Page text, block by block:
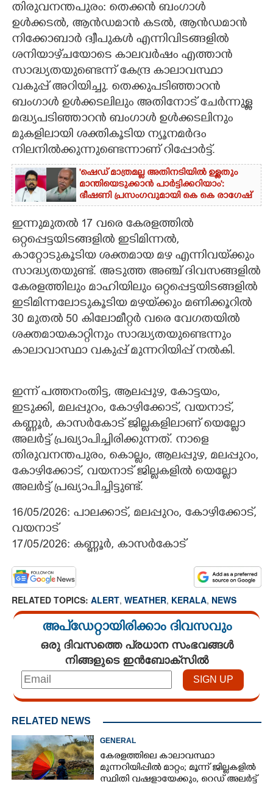
LITERATURE
ZOOM
CONTACT US
തിരുവനന്തപുരം: തെക്കൻ ബംഗാൾ
ഉൾക്കടൽ, ആൻഡമാൻ കടൽ, ആൻഡമാൻ
നിക്കോബാർ ദ്വീപുകൾ എന്നിവിടങ്ങളിൽ
ശനിയാഴ്‌ചയോടെ കാലവർഷം എത്താൻ
സാദ്ധ്യതയുണ്ടെന്ന് കേന്ദ്ര കാലാവസ്ഥാ
വകുപ്പ് അറിയിച്ചു. തെക്കുപടിഞ്ഞാറൻ
ബംഗാൾ ഉൾക്കടലിലും അതിനോട് ചേർന്നുള്ള
മദ്ധ്യപടിഞ്ഞാറൻ ബംഗാൾ ഉൾക്കടലിനും
മുകളിലായി ശക്തികൂടിയ ന്യൂനമർദം
നിലനിൽക്കുന്നുണ്ടെന്നാണ് റിപ്പോർട്ട്.
'ഷെഡ് മാത്രമല്ല അതിനടിയിൽ ഉള്ളതും
മാന്തിയെടുക്കാൻ പാർട്ടിക്കറിയാം':
ഭീഷണി പ്രസംഗവുമായി കെ കെ രാഗേഷ്
ഇന്നുമുതൽ 17 വരെ കേരളത്തിൽ
ഒറ്റപ്പെട്ടയിടങ്ങളിൽ ഇടിമിന്നൽ,
കാറ്റോടുകൂടിയ ശക്തമായ മഴ എന്നിവയ്‌ക്കും
സാദ്ധ്യതയുണ്ട്. അടുത്ത അഞ്ച് ദിവസങ്ങളിൽ
കേരളത്തിലും മാഹിയിലും ഒറ്റപ്പെട്ടയിടങ്ങളിൽ
ഇടിമിന്നലോടുകൂടിയ മഴയ്‌ക്കും മണിക്കൂറിൽ
30 മുതൽ 50 കിലോമീറ്റർ വരെ വേഗതയിൽ
ശക്തമായകാറ്റിനും സാദ്ധ്യതയുണ്ടെന്നും
കാലാവാസ്ഥാ വകുപ്പ് മുന്നറിയിപ്പ് നൽകി.
ഇന്ന് പത്തനംതിട്ട, ആലപ്പുഴ, കോട്ടയം,
ഇടുക്കി, മലപ്പുറം, കോഴിക്കോട്, വയനാട്,
കണ്ണൂർ, കാസർകോട് ജില്ലകളിലാണ് യെല്ലോ
അലർട്ട് പ്രഖ്യാപിച്ചിരിക്കുന്നത്. നാളെ
തിരുവനന്തപുരം, കൊല്ലം, ആലപ്പുഴ, മലപ്പുറം,
കോഴിക്കോട്, വയനാട് ജില്ലകളിൽ യെല്ലോ
അലർട്ട് പ്രഖ്യാപിച്ചിട്ടുണ്ട്.
16/05/2026: പാലക്കാട്, മലപ്പുറം, കോഴിക്കോട്,
വയനാട്
17/05/2026: കണ്ണൂർ, കാസർകോട്
RELATED TOPICS: ALERT, WEATHER, KERALA, NEWS
അപ്ഡേറ്റായിരിക്കാം ദിവസവും
ഒരു ദിവസത്തെ പ്രധാന സംഭവങ്ങൾ
നിങ്ങളുടെ ഇൻബോക്സിൽ
RELATED NEWS
GENERAL
കേരളത്തിലെ കാലാവസ്ഥാ
മുന്നറിയിപ്പിൽ മാറ്റം; മൂന്ന് ജില്ലകളിൽ
സ്ഥിതി വഷളായേക്കും, റെഡ് അലർട്ട്